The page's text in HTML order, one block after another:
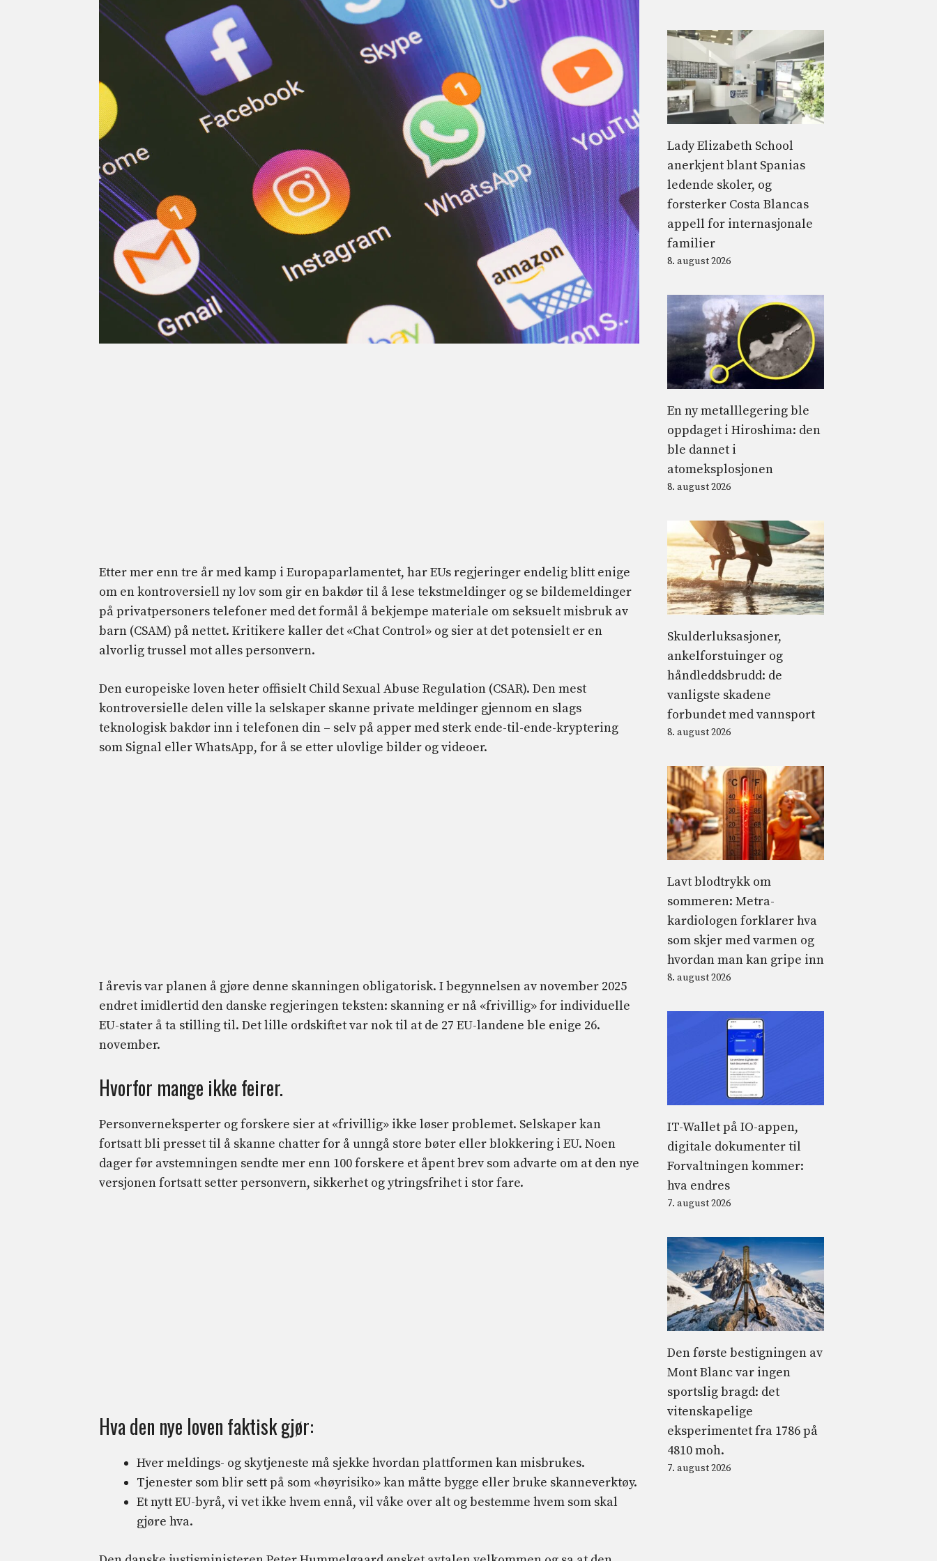
Etter mer enn tre år med kamp i Europaparlamentet, har EUs regjeringer endelig blitt enige
om en kontroversiell ny lov som gir en bakdør til å lese tekstmeldinger og se bildemeldinger
på privatpersoners telefoner med det formål å bekjempe materiale om seksuelt misbruk av
barn (CSAM) på nettet. Kritikere kaller det «Chat Control» og sier at det potensielt er en
alvorlig trussel mot alles personvern.
Den europeiske loven heter offisielt Child Sexual Abuse Regulation (CSAR). Den mest
kontroversielle delen ville la selskaper skanne private meldinger gjennom en slags
teknologisk bakdør inn i telefonen din – selv på apper med sterk ende-til-ende-kryptering
som Signal eller WhatsApp, for å se etter ulovlige bilder og videoer.
I årevis var planen å gjøre denne skanningen obligatorisk. I begynnelsen av november 2025
endret imidlertid den danske regjeringen teksten: skanning er nå «frivillig» for individuelle
EU-stater å ta stilling til. Det lille ordskiftet var nok til at de 27 EU-landene ble enige 26.
november.
Hvorfor mange ikke feirer.
Personverneksperter og forskere sier at «frivillig» ikke løser problemet. Selskaper kan
fortsatt bli presset til å skanne chatter for å unngå store bøter eller blokkering i EU. Noen
dager før avstemningen sendte mer enn 100 forskere et åpent brev som advarte om at den nye
versjonen fortsatt setter personvern, sikkerhet og ytringsfrihet i stor fare.
Hva den nye loven faktisk gjør:
Hver meldings- og skytjeneste må sjekke hvordan plattformen kan misbrukes.
Tjenester som blir sett på som «høyrisiko» kan måtte bygge eller bruke skanneverktøy.
Et nytt EU-byrå, vi vet ikke hvem ennå, vil våke over alt og bestemme hvem som skal
gjøre hva.
Lady Elizabeth School
anerkjent blant Spanias
ledende skoler, og
forsterker Costa Blancas
appell for internasjonale
familier
8. august 2026
En ny metalllegering ble
oppdaget i Hiroshima: den
ble dannet i
atomeksplosjonen
8. august 2026
Skulderluksasjoner,
ankelforstuinger og
håndleddsbrudd: de
vanligste skadene
forbundet med vannsport
8. august 2026
Lavt blodtrykk om
sommeren: Metra-
kardiologen forklarer hva
som skjer med varmen og
hvordan man kan gripe inn
8. august 2026
IT-Wallet på IO-appen,
digitale dokumenter til
Forvaltningen kommer:
hva endres
7. august 2026
Den første bestigningen av
Mont Blanc var ingen
sportslig bragd: det
vitenskapelige
eksperimentet fra 1786 på
4810 moh.
7. august 2026